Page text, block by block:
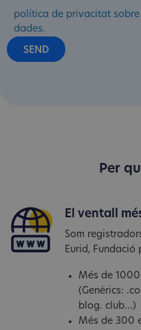
política de privacitat sobre
dades.
Per
El ventall
Som
Eurid, Fundació
Més de
(Genèrics:
blog. club...)
Més de 300